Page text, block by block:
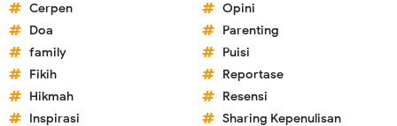
Cerpen
Doa
family
Fikih
Hikmah
Inspirasi
Opini
Parenting
Puisi
Reportase
Resensi
Sharing Kepenulisan